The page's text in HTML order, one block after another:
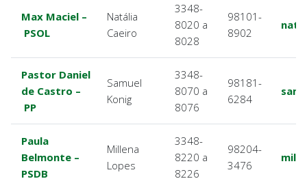
Max Maciel –
PSOL
Natália
Caeiro
3348-
8020 a
8028
98101-
8902
Pastor Daniel
de Castro –
PP
Samuel
Konig
3348-
8070 a
8076
98181-
6284
Paula
Belmonte –
PSDB
Millena
Lopes
3348-
8220 a
8226
98204-
3476